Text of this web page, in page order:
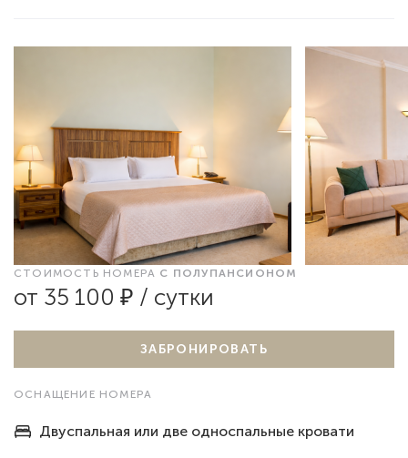
СТОИМОСТЬ НОМЕРА С ПОЛУПАНСИОНОМ
от 35 100 ₽ / сутки
ЗАБРОНИРОВАТЬ
ОСНАЩЕНИЕ НОМЕРА
Двуспальная или две односпальные кровати